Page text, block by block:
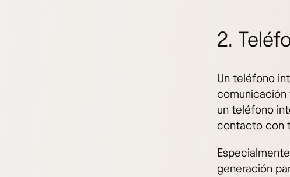
2.
Un teléfono
comunicación
un teléfono
contacto con
generación